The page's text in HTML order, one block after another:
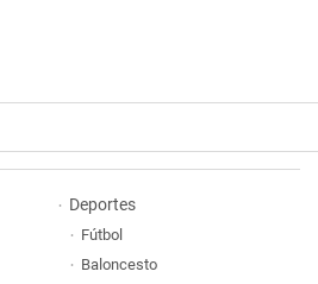
Deportes
Fútbol
Baloncesto